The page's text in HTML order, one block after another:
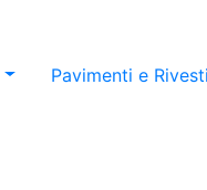
Pavimenti e